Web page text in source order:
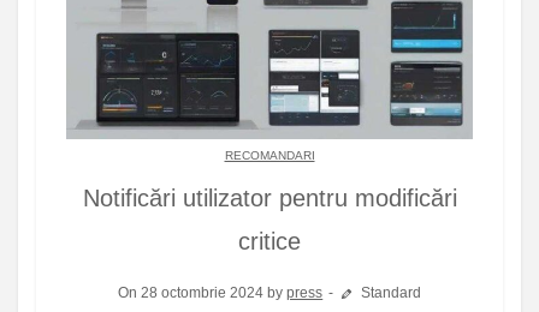
RECOMANDARI
Notificări utilizator pentru modificări
critice
On 28 octombrie 2024 bypress Standard